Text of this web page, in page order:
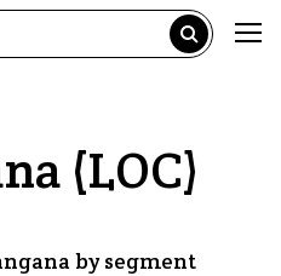
(LOC)
by segment